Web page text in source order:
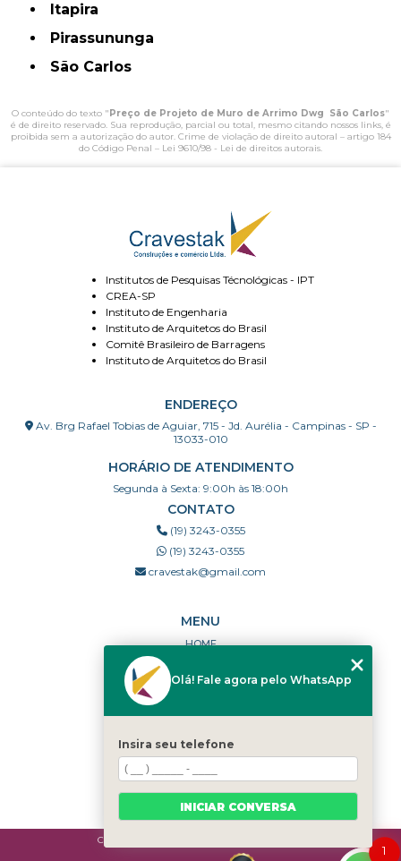
Itapira
Pirassununga
São Carlos
O conteúdo do texto " Preço de Projeto de Muro de Arrimo Dwg São Carlos"
é de direito reservado. Sua reprodução, parcial ou total, mesmo citando nossos links, é
proibida sem a autorização do autor. Crime de violação de direito autoral – artigo 184
do Código Penal – Lei 9610/98 - Lei de direitos autorais.
Institutos de Pesquisas Técnológicas - IPT
CREA-SP
Instituto de Engenharia
Instituto de Arquitetos do Brasil
Comitê Brasileiro de Barragens
Instituto de Arquitetos do Brasil
ENDEREÇO
Av. Brg Rafael Tobias de Aguiar, 715 - Jd. Aurélia - Campinas - SP -
13033-010
HORÁRIO DE ATENDIMENTO
Segunda à Sexta: 9:00h às 18:00h
CONTATO
(19) 3243-0355
(19) 3243-0355
cravestak@gmail.com
MENU
HOME
PORTFÓLIO
DÚVIDAS FREQUENTES
CATEGORIAS
MAPA DO SITE
Copyright © Cravestak. (Lei 9610 de 19/02/1998)
1
Olá! Fale agora pelo WhatsApp
Insira seu telefone
INICIAR CONVERSA